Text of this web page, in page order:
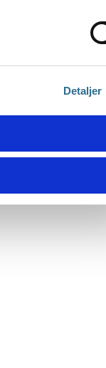
Detaljer